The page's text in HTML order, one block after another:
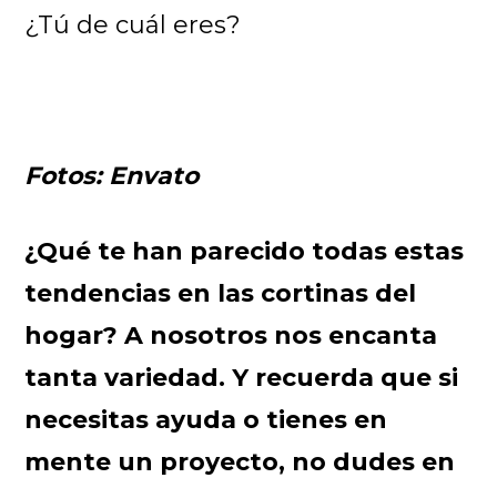
¿Tú de cuál eres?
Fotos: Envato
¿Qué te han parecido todas estas
tendencias en las cortinas del
hogar? A nosotros nos encanta
tanta variedad. Y recuerda que si
necesitas ayuda o tienes en
mente un proyecto, no dudes en